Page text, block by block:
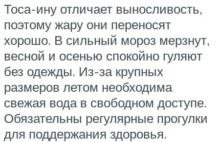
Тоса-ину отличает выносливость,
поэтому жару они переносят
хорошо. В сильный мороз мерзнут,
весной и осенью спокойно гуляют
без одежды. Из-за крупных
размеров летом необходима
свежая вода в свободном доступе.
Обязательны регулярные прогулки
для поддержания здоровья.